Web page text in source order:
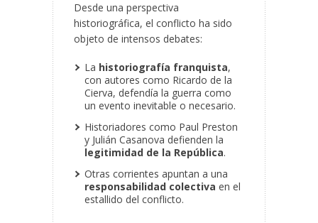
Desde una perspectiva
historiográfica, el conflicto ha sido
objeto de intensos debates:
La historiografía franquista,
con autores como Ricardo de la
Cierva, defendía la guerra como
un evento inevitable o necesario.
Historiadores como Paul Preston
y Julián Casanova defienden la
legitimidad de la República.
Otras corrientes apuntan a una
responsabilidad colectiva en el
estallido del conflicto.